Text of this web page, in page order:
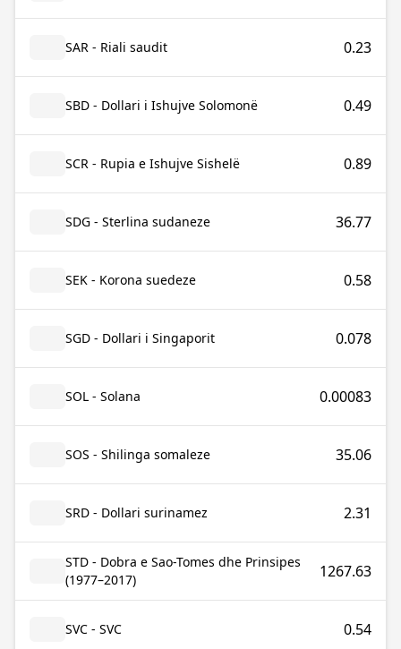
SAR - Riali saudit 0.23
SBD - Dollari i Ishujve Solomonë 0.49
SCR - Rupia e Ishujve Sishelë 0.89
SDG - Sterlina sudaneze 36.77
SEK - Korona suedeze 0.58
SGD - Dollari i Singaporit 0.078
SOL - Solana 0.00083
SOS - Shilinga somaleze 35.06
SRD - Dollari surinamez 2.31
STD - Dobra e Sao-Tomes dhe Prinsipes
(1977–2017)
1267.63
SVC - SVC 0.54